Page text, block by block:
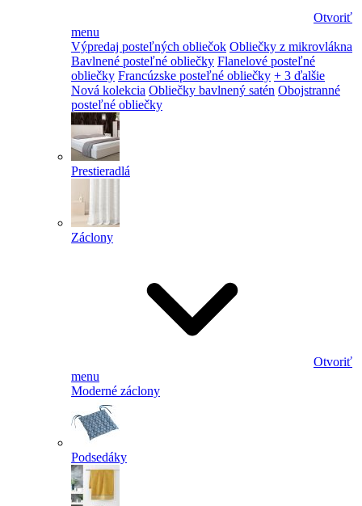
Otvoriť
menu
Výpredaj posteľných obliečok Obliečky z mikrovlákna
Bavlnené posteľné obliečky Flanelové posteľné
obliečky Francúzske posteľné obliečky + 3 ďalšie
Nová kolekcia Obliečky bavlnený satén Obojstranné
posteľné obliečky
Prestieradlá
Záclony
Otvoriť
menu
Moderné záclony
Podsedáky